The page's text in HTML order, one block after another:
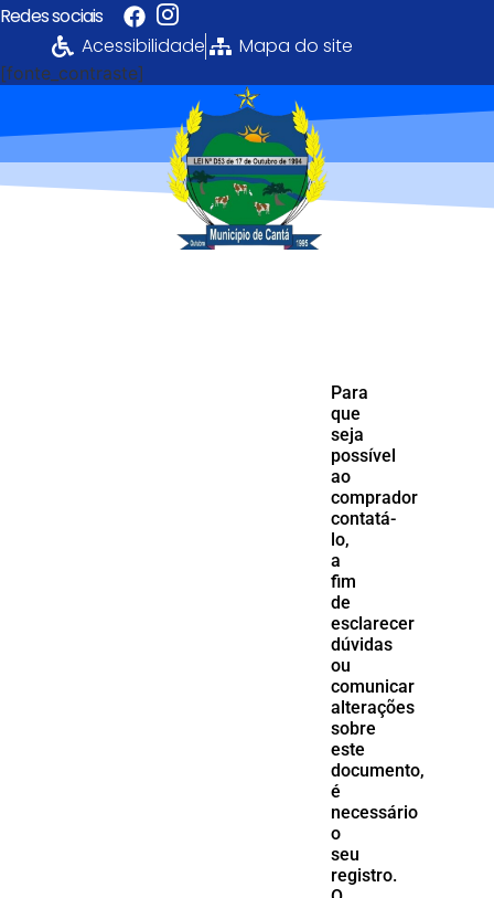
Redes sociais
Acessibilidade
Mapa do site
[fonte_contraste]
Para
que
seja
possível
ao
comprador
contatá-
lo,
a
fim
de
esclarecer
dúvidas
ou
comunicar
alterações
sobre
este
documento,
é
necessário
o
seu
registro.